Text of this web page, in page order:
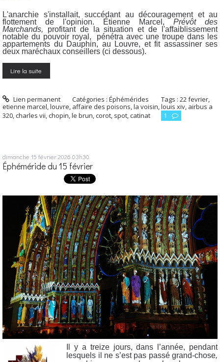
L'anarchie s'installait, succédant au découragement et au
flottement de l'opinion. Étienne Marcel, Prévôt des
Marchands, profitant de la situation et de l'affaiblissement
notable du pouvoir royal, pénétra avec une troupe dans les
appartements du Dauphin, au Louvre, et fit assassiner ses
deux maréchaux conseillers (ci dessous).
Lire la suite
Lien permanent Catégories :Éphémérides Tags :22 fevrier,
etienne marcel,louvre, affaire des poisons,la voisin,louis xiv, airbus a
320,charles vii,chopin,le brun,corot, spot,catinat 1
dimanche 15 février 2026 03h30
Éphéméride du 15 février
Il y a treize jours, dans l’année, pendant
lesquels il ne s’est pas passé grand-chose,